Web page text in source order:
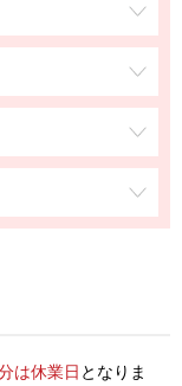
は休業日 となりま